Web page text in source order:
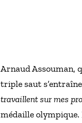
Arnaud Assouman,
triple saut
travaillent sur mes
médaille olympique.